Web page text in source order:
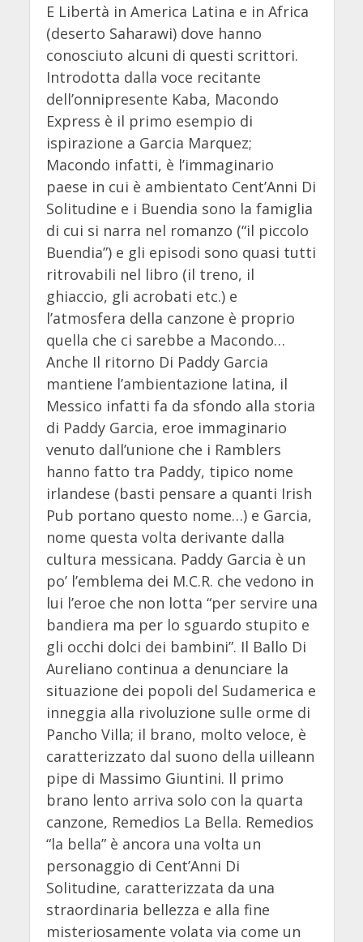
E Libertà in America Latina e in Africa
(deserto Saharawi) dove hanno
conosciuto alcuni di questi scrittori.
Introdotta dalla voce recitante
dell’onnipresente Kaba, Macondo
Express è il primo esempio di
ispirazione a Garcia Marquez;
Macondo infatti, è l’immaginario
paese in cui è ambientato Cent’Anni Di
Solitudine e i Buendia sono la famiglia
di cui si narra nel romanzo (“il piccolo
Buendia”) e gli episodi sono quasi tutti
ritrovabili nel libro (il treno, il
ghiaccio, gli acrobati etc.) e
l’atmosfera della canzone è proprio
quella che ci sarebbe a Macondo…
Anche Il ritorno Di Paddy Garcia
mantiene l’ambientazione latina, il
Messico infatti fa da sfondo alla storia
di Paddy Garcia, eroe immaginario
venuto dall’unione che i Ramblers
hanno fatto tra Paddy, tipico nome
irlandese (basti pensare a quanti Irish
Pub portano questo nome…) e Garcia,
nome questa volta derivante dalla
cultura messicana. Paddy Garcia è un
po’ l’emblema dei M.C.R. che vedono in
lui l’eroe che non lotta “per servire una
bandiera ma per lo sguardo stupito e
gli occhi dolci dei bambini”. Il Ballo Di
Aureliano continua a denunciare la
situazione dei popoli del Sudamerica e
inneggia alla rivoluzione sulle orme di
Pancho Villa; il brano, molto veloce, è
caratterizzato dal suono della uilleann
pipe di Massimo Giuntini. Il primo
brano lento arriva solo con la quarta
canzone, Remedios La Bella. Remedios
“la bella” è ancora una volta un
personaggio di Cent’Anni Di
Solitudine, caratterizzata da una
straordinaria bellezza e alla fine
misteriosamente volata via come un